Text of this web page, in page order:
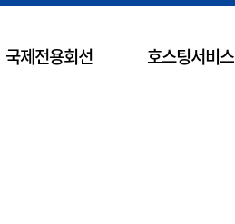
국제전용회선 호스팅서비스